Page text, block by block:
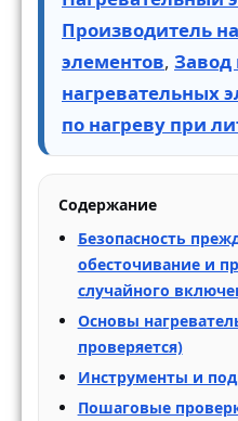
Производитель
элементов, Завод
нагревательных
по нагреву при
Содержание
Безопасность
обесточивание и
случайного
Основы
проверяется)
Инструменты и
Пошаговые